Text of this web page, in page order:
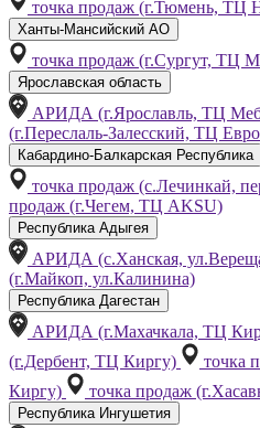
точка продаж (г.Тюмень, ТЦ
Ханты-Мансийский АО
точка продаж (г.Сургут, ТЦ
Ярославская область
АРИДА (г.Ярославль, ТЦ
(г.Переслаль-Залесский, ТЦ
Кабардино-Балкарская Республика
точка продаж (с.Лечинкай,
продаж (г.Чегем, ТЦ AKSU)
Республика Адыгея
АРИДА (с.Ханская,
(г.Майкоп, ул.Калинина)
Республика Дагестан
АРИДА (г.Махачкала, ТЦ
(г.Дербент, ТЦ Киргу)
точка
Киргу)
точка продаж
Республика Ингушетия